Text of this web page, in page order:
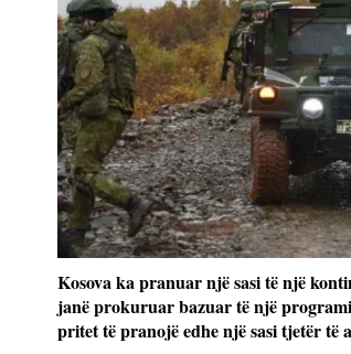
Kosova ka pranuar një sasi të një
janë prokuruar bazuar të një
pritet të pranojë edhe një sasi tjetër të